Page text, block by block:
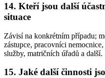
14. Kteří jsou další
situace
Závisí na konkrétním případu;
zástupce, pracovníci
služby, matričních úřadů a další.
15. Jaké další činnosti